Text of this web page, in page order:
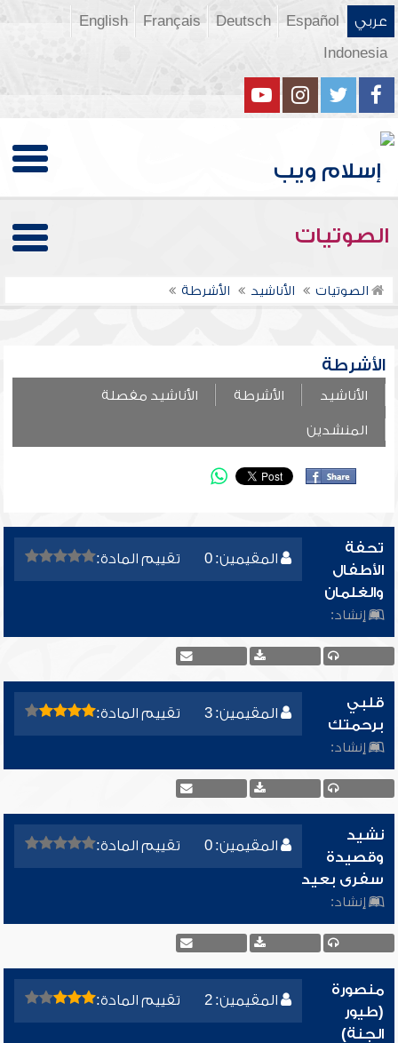
عربي Español
Deutsch
Français
English
Indonesia
الصوتيات
الصوتيات الأناشيد الأشرطة
الأشرطة
الأناشيد الأشرطة الأناشيد مفصلة
المنشدين
المقيمين: 0 تقييم المادة:
تحفة
الأطفال
والغلمان
إنشاد:
المقيمين: 3 تقييم المادة:
قلبي
برحمتك
إنشاد:
المقيمين: 0 تقييم المادة:
نشيد
وقصيدة
سفرى بعيد
إنشاد:
المقيمين: 2 تقييم المادة:
منصورة
(طيور
الجنة)